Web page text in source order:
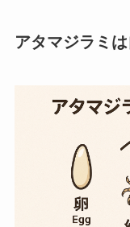
アタマジラミ